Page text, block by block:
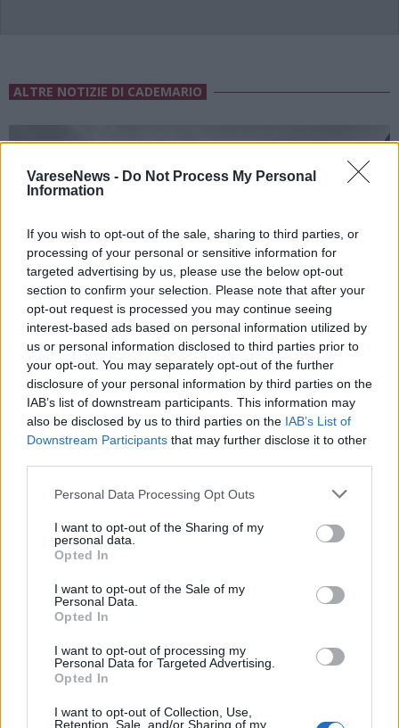
VareseNews - Do Not Process My Personal
Information
If you wish to opt-out of the sale, sharing to third parties, or
processing of your personal or sensitive information for
targeted advertising by us, please use the below opt-out
section to confirm your selection. Please note that after your
opt-out request is processed you may continue seeing
interest-based ads based on personal information utilized by
us or personal information disclosed to third parties prior to
your opt-out. You may separately opt-out of the further
disclosure of your personal information by third parties on the
IAB’s list of downstream participants. This information may
also be disclosed by us to third parties on the IAB’s List of
Downstream Participants that may further disclose it to other
Personal Data Processing Opt Outs
I want to opt-out of the Sharing of my
personal data.
Opted In
I want to opt-out of the Sale of my
Personal Data.
Opted In
I want to opt-out of processing my
Personal Data for Targeted Advertising.
Opted In
I want to opt-out of Collection, Use,
Retention, Sale, and/or Sharing of my
ALTRE NOTIZIE DI CADEMARIO
CANTON TICINO
Perde il controllo della bici mentre
pedala in montagna: grave un 59enne
nel Malcantone